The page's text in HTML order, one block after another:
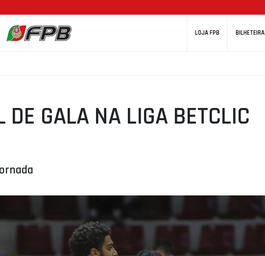
LOJA FPB BILHETEIRA
DE GALA NA LIGA BETCLIC